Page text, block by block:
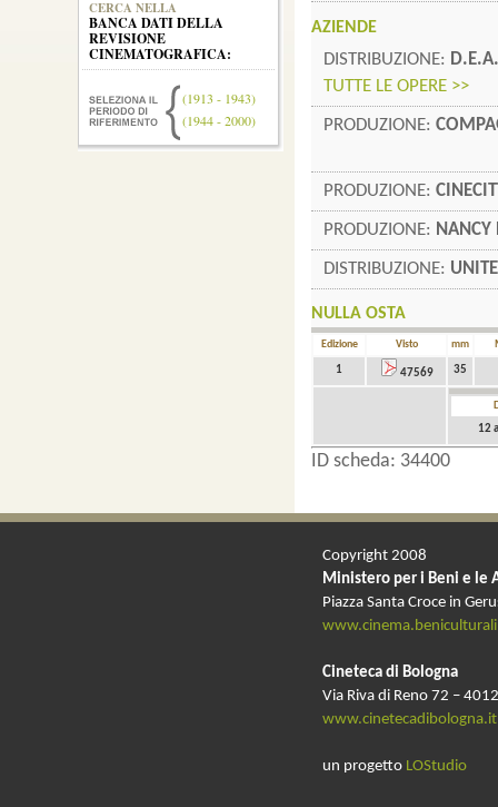
AZIENDE
DISTRIBUZIONE:
TUTTE LE OPERE >>
PRODUZIONE:
PRODUZIONE:
PRODUZIONE: NANCY
DISTRIBUZIONE:
NULLA OSTA
Edizione Visto mm
1 47569 35
12
ID scheda: 34400
CERCA NELLA
BANCA DATI DELLA
REVISIONE
CINEMATOGRAFICA:
(1913 - 1943)
(1944 - 2000)
Copyright 2008
Ministero per i Beni e le
Piazza Santa Croce in
Cineteca di Bologna
Via Riva di Reno 72 –
www.cinetecadibologna.it
un progetto LOStudio